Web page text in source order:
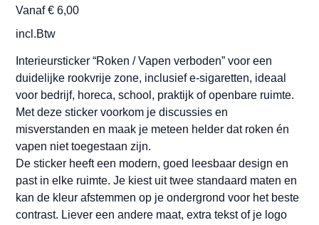
Vanaf Prijs
€ 6,00
incl.Btw
Interieursticker “Roken / Vapen verboden” voor een
duidelijke rookvrije zone, inclusief e-sigaretten, ideaal
voor bedrijf, horeca, school, praktijk of openbare ruimte.
Met deze sticker voorkom je discussies en
misverstanden en maak je meteen helder dat roken én
vapen niet toegestaan zijn.
De sticker heeft een modern, goed leesbaar design en
past in elke ruimte. Je kiest uit twee standaard maten en
kan de kleur afstemmen op je ondergrond voor het beste
contrast. Liever een andere maat, extra tekst of je logo